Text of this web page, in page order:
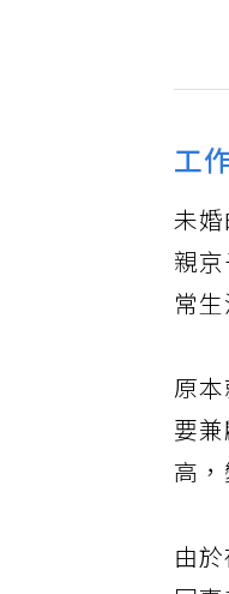
工
未
親
常
原
要
高
由